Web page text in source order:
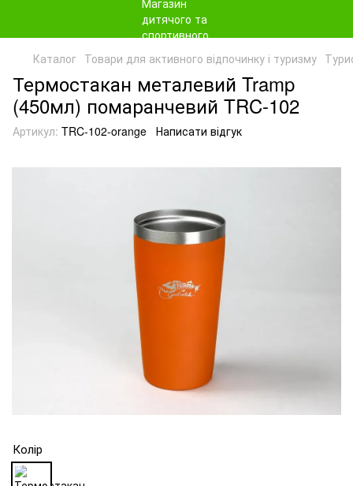
Каталог Товари для активного відпочинку і туризму
Термостакан металевий Tramp
(450мл) помаранчевий TRC-102
Артикул: TRC-102-orange Написати відгук
Колір